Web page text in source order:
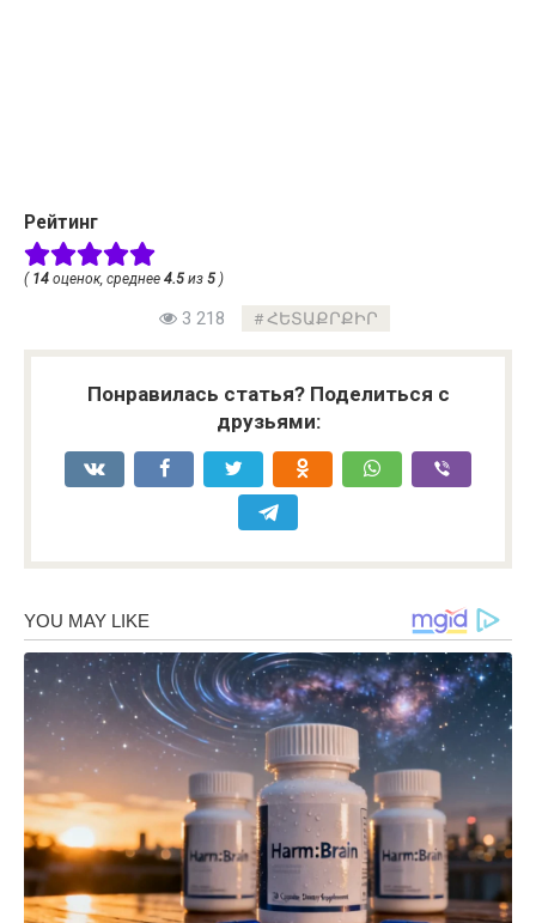
Рейтинг
( 14 оценок, среднее 4.5 из 5 )
3 218 ՀԵՏԱՔՐՔԻՐ
Понравилась статья? Поделиться с
друзьями: